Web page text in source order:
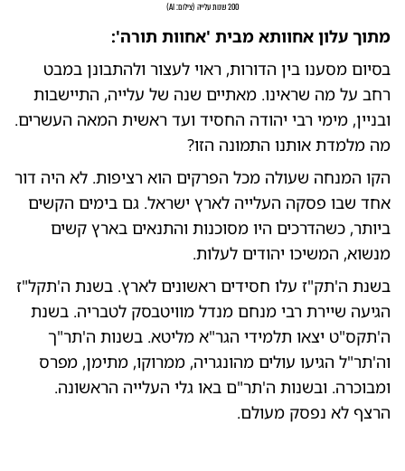
200 שנות עלייה (צילום: AI )
מתוך עלון אחוותא מבית 'אחוות תורה':
בסיום מסענו בין הדורות, ראוי לעצור ולהתבונן במבט
רחב על מה שראינו. מאתיים שנה של עלייה, התיישבות
ובניין, מימי רבי יהודה החסיד ועד ראשית המאה העשרים.
מה מלמדת אותנו התמונה הזו?
הקו המנחה שעולה מכל הפרקים הוא רציפות. לא היה דור
אחד שבו פסקה העלייה לארץ ישראל. גם בימים הקשים
ביותר, כשהדרכים היו מסוכנות והתנאים בארץ קשים
מנשוא, המשיכו יהודים לעלות.
בשנת ה'תק"ז עלו חסידים ראשונים לארץ. בשנת ה'תקל"ז
הגיעה שיירת רבי מנחם מנדל מוויטבסק לטבריה. בשנת
ה'תקס"ט יצאו תלמידי הגר"א מליטא. בשנות ה'תר"ך
וה'תר"ל הגיעו עולים מהונגריה, ממרוקו, מתימן, מפרס
ומבוכרה. ובשנות ה'תר"ם באו גלי העלייה הראשונה.
הרצף לא נפסק מעולם.